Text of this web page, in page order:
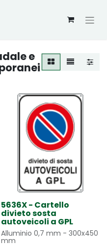
e
5636X - Cartello
divieto sosta
autoveicoli a GPL
Alluminio 0,7 mm - 300x450
mm